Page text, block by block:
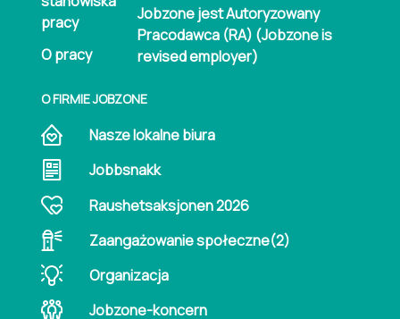
pracy
O pracy
Jobzone jest Autoryzowany
Pracodawca (RA) (Jobzone is
revised employer)
O FIRMIE JOBZONE
Nasze lokalne biura
Jobbsnakk
Raushetsaksjonen 2026
Zaangażowanie społeczne(2)
Organizacja
Jobzone-koncern